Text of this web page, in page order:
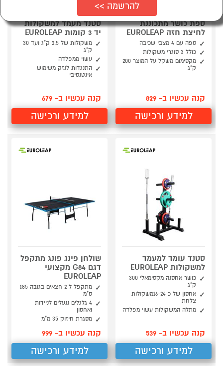
ספת כושר מתכוננת
לחיצת חזה EUROLEAP
ספה עם 4 מצבי שכיבה
כולל 3 סוגרי משקולות
מקסימום משקל על המוצר 200
ק"ג
קנה עכשיו ב- 829
למידע ורכישה
סטנד מעמד למשקולות
יד 3 קומות EUROLEAP
משקולות של 2.5 ק"ג ועד 30
ק"ג
עשוי ממפלדה
התנגדות לנזק משימוש
אינטנסיבי
קנה עכשיו ב- 679
למידע ורכישה
סטנד עומד למעמד
למשקולות EUROLEAP
כושר אחסנה מקסימאלי 300
ק"ג
אחסון של כ 16-24משקולות
צלחת
מתלה המשקולות עשוי מפלדה
קנה עכשיו ב- 539
למידע ורכישה
שולחן פינג פונג מתקפל
דגם G84 מקצועי
EUROLEAP
מתקפל ל 2 חצאים בגובה 185
ס"מ
4 גלגלים ננעלים לניידות
ואחסון
מסגרת חיזוק 35 מ"מ
קנה עכשיו ב- 999
למידע ורכישה